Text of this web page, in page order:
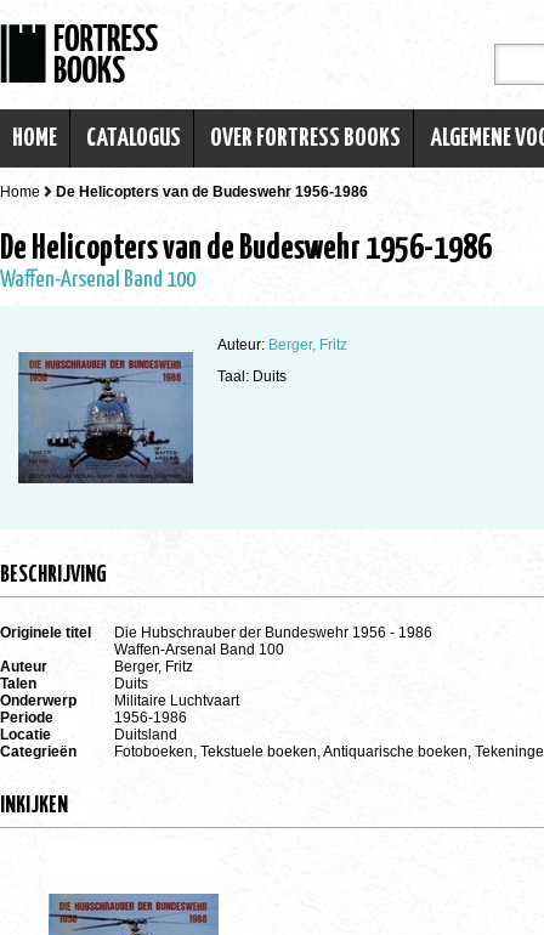
HOME CATALOGUS OVER FORTRESS BOOKS ALGEMENE
Home De Helicopters van de Budeswehr 1956-1986
De Helicopters van de Budeswehr 1956-1986
Waffen-Arsenal Band 100
Auteur: Berger, Fritz
Taal: Duits
BESCHRIJVING
Originele titel
Die Hubschrauber der Bundeswehr 1956 - 1986
Waffen-Arsenal Band 100
Auteur
Berger, Fritz
Talen
Duits
Onderwerp
Militaire Luchtvaart
Periode
1956-1986
Locatie
Duitsland
Categrieën
Fotoboeken, Tekstuele boeken, Antiquarische boeken,
INKIJKEN